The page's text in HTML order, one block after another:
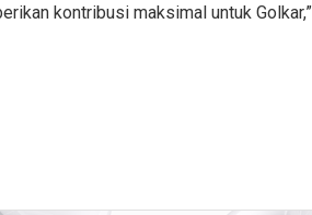
kontribusi maksimal untuk